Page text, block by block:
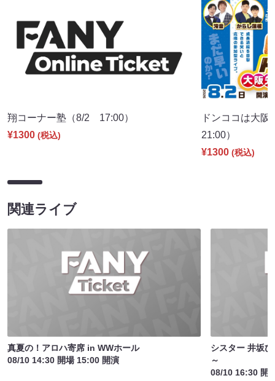
翔コーナー塾（8/2 17:00）
¥1300 (税込)
ドンココは大
21:00）
¥1300 (税込)
関連ライブ
真夏の！アロハ寄席 in WWホール
08/10 14:30 開場 15:00 開演
シスター 井坂
～
08/10 16:30 開